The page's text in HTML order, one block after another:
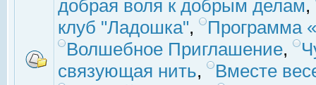
добрая воля к добрым делам,
клуб "Ладошка",
Программа
Волшебное Приглашение,
связующая нить,
Вместе